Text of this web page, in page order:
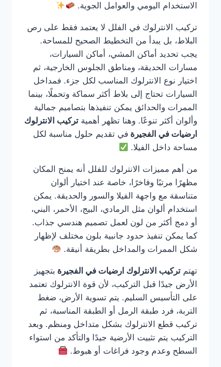
الاستخدام اليومي والعوامل الجوية.
تركيب الانترلوك في الفلل لا يعتمد فقط على رص
البلاط، بل يبدأ من التخطيط الصحيح للمساحة.
يجب تحديد أماكن المشي، أماكن السيارات،
مسارات الحديقة، ومناطق الجلوس الخارجية، ثم
اختيار نوع الانترلوك المناسب لكل جزء. فمداخل
السيارات تحتاج إلى بلاط أكثر سماكة وتحملًا، بينما
الممرات والحدائق يمكن تنفيذها بتصاميم جمالية
وألوان أكثر تنوعًا. وهنا تظهر أهمية تركيب الانترلوك
ارضيات في الفجيرة في تقديم حلول مناسبة لكل
مساحة داخل الفيلا.
من أهم مميزات الانترلوك للفلل أنه يمنح المكان
مظهرًا مرتبًا وفاخرًا، خاصة عند اختيار ألوان
متناسقة مع واجهة الفيلا والسور والحديقة. يمكن
استخدام ألوان مثل الرمادي، البيج، الأحمر، البني،
أو دمج أكثر من لون لعمل تصميم هندسي جذاب.
كما يمكن تنفيذ حدود جانبية بلون مختلف لإظهار
شكل الممرات والمداخل بطريقة أنيقة.
تهتم تركيب الانترلوك ارضيات في الفجيرة بتجهيز
الأرض جيدًا قبل التركيب، لأن قوة الانترلوك تعتمد
على التأسيس السليم. يتم تسوية الأرض، ضغط
التربة، فرد طبقة الرمل أو الطبقة المناسبة، ثم
تركيب قطع الانترلوك بشكل متداخل ومنظم. وبعد
التركيب يتم تثبيت الأرضية جيدًا والتأكد من استواء
السطح وعدم وجود فراغات أو هبوط.